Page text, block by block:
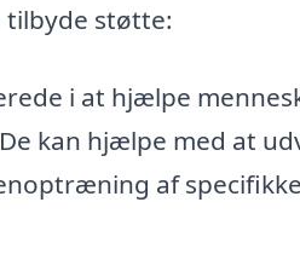
tilbyde støtte:
i at hjælpe
kan hjælpe med at
af specifikke